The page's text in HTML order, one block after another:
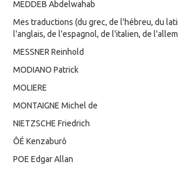
MEDDEB Abdelwahab
Mes traductions (du grec, de l'hébreu, du
l'anglais, de l'espagnol, de l'italien, de
MESSNER Reinhold
MODIANO Patrick
MOLIERE
MONTAIGNE Michel de
NIETZSCHE Friedrich
ÔÉ Kenzaburô
POE Edgar Allan